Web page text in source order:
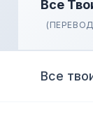
Все
Все